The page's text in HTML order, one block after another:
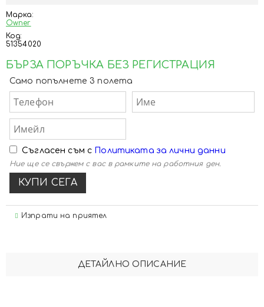
Марка:
Owner
Код:
51354020
БЪРЗА ПОРЪЧКА БЕЗ РЕГИСТРАЦИЯ
Само попълнете 3 полета
Съгласен съм с Политиката за лични данни
Ние ще се свържем с вас в рамките на работния ден.
Изпрати на приятел
ДЕТАЙЛНО ОПИСАНИЕ